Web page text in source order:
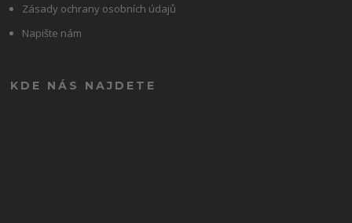
Zásady ochrany osobních údajů
Napište nám
KDE NÁS NAJDETE